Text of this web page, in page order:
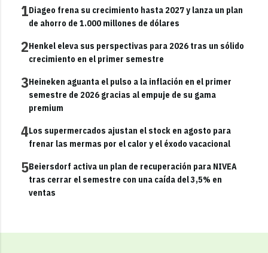
1Diageo frena su crecimiento hasta 2027 y lanza un plan
de ahorro de 1.000 millones de dólares
2Henkel eleva sus perspectivas para 2026 tras un sólido
crecimiento en el primer semestre
3Heineken aguanta el pulso a la inflación en el primer
semestre de 2026 gracias al empuje de su gama
premium
4Los supermercados ajustan el stock en agosto para
frenar las mermas por el calor y el éxodo vacacional
5Beiersdorf activa un plan de recuperación para NIVEA
tras cerrar el semestre con una caída del 3,5% en
ventas